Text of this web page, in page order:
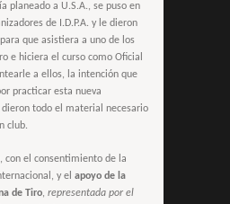
planeado a U.S.A., se puso en
de I.D.P.A. y le dieron
que asistiera a uno de los
e hiciera el curso como Oficial
a ellos, la intención que
practicar esta nueva
todo el material necesario
club.
con el consentimiento de la
y el apoyo de la
de Tiro, representada por el